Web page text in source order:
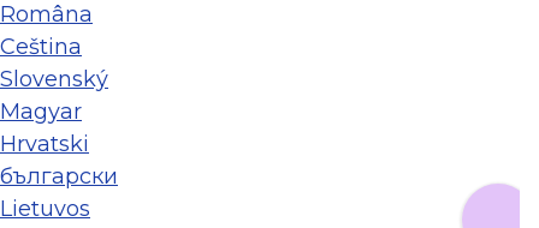
Româna
Ceština
Slovenský
Magyar
Hrvatski
български
Lietuvos